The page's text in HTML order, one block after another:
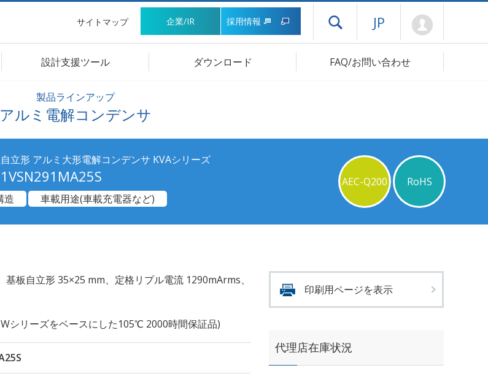
サイトマップ 企業/IR 採用情報 ドロワーメニューを開く
JP
設計支援ツール ダウンロード FAQ/お問い合わせ
製品ラインアップ
アルミ電解コンデンサ
立形 アルミ大形電解コンデンサ KVAシリーズ
AEC-Q200
RoHS
造
車載用途(車載充電器など)
板自立形 35×25 mm、定格リプル電流 1290mArms、
シリーズをベースにした105℃ 2000時間保証品)
印刷用ページを表示
代理店在庫状況